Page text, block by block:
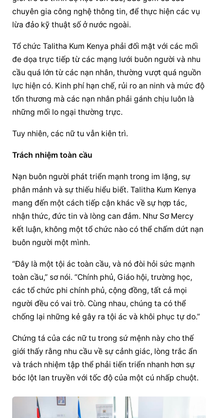
chuyên gia công nghệ thông tin, để thực hiện các vụ
lừa đảo kỹ thuật số ở nước ngoài.
Tổ chức Talitha Kum Kenya phải đối mặt với các mối
đe dọa trực tiếp từ các mạng lưới buôn người và nhu
cầu quá lớn từ các nạn nhân, thường vượt quá nguồn
lực hiện có. Kinh phí hạn chế, rủi ro an ninh và mức độ
tổn thương mà các nạn nhân phải gánh chịu luôn là
những mối lo ngại thường trực.
Tuy nhiên, các nữ tu vẫn kiên trì.
Trách nhiệm toàn cầu
Nạn buôn người phát triển mạnh trong im lặng, sự
phân mảnh và sự thiếu hiểu biết. Talitha Kum Kenya
mang đến một cách tiếp cận khác về sự hợp tác,
nhận thức, đức tin và lòng can đảm. Như Sơ Mercy
kết luận, không một tổ chức nào có thể chấm dứt nạn
buôn người một mình.
“Đây là một tội ác toàn cầu, và nó đòi hỏi sức mạnh
toàn cầu,” sơ nói. “Chính phủ, Giáo hội, trường học,
các tổ chức phi chính phủ, cộng đồng, tất cả mọi
người đều có vai trò. Cùng nhau, chúng ta có thể
chống lại những kẻ gây ra tội ác và khôi phục tự do.”
Chứng tá của các nữ tu trong sứ mệnh này cho thế
giới thấy rằng nhu cầu về sự cảnh giác, lòng trắc ẩn
và trách nhiệm tập thể phải tiến triển nhanh hơn sự
bóc lột lan truyền với tốc độ của một cú nhấp chuột.